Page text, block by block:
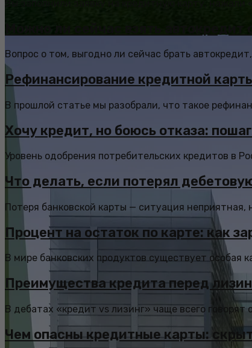
Вопрос о том, выгодно ли сейчас брать
Рефинансирование кредитной
В прошлой статье мы разобрали, что такое
Хочу кредит, но боюсь отказа:
Уровень одобрения потребительских кредитов в
Что делать, если потерял
Потеря банковской карты — ситуация неприятная,
Процент на остаток по карте: как
В мире банковских продуктов существует особая
Преимущества кредита перед
В дебатах «кредит vs лизинг» чаще всего говорят
Чем опасны кредитные карты: